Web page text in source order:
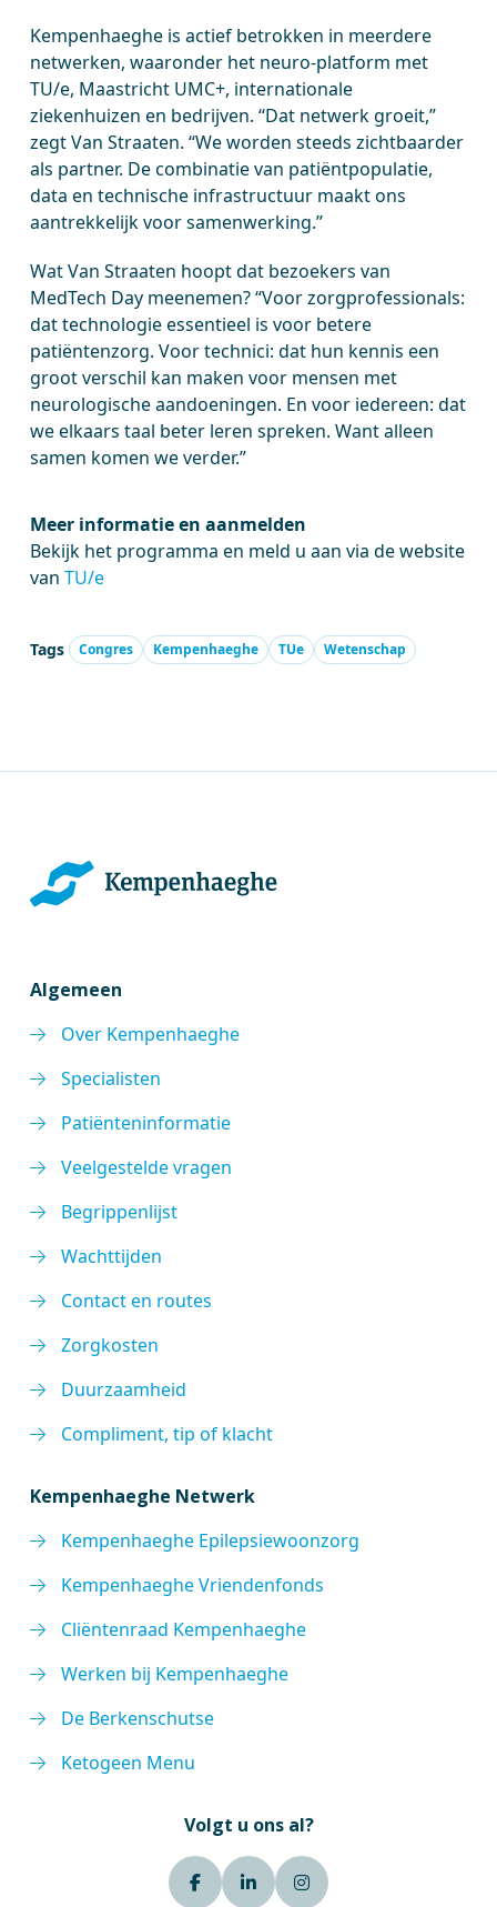
Kempenhaeghe is actief betrokken in meerdere
netwerken, waaronder het neuro-platform met
TU/e, Maastricht UMC+, internationale
ziekenhuizen en bedrijven. “Dat netwerk groeit,”
zegt Van Straaten. “We worden steeds zichtbaarder
als partner. De combinatie van patiëntpopulatie,
data en technische infrastructuur maakt ons
aantrekkelijk voor samenwerking.”
Wat Van Straaten hoopt dat bezoekers van
MedTech Day meenemen? “Voor zorgprofessionals:
dat technologie essentieel is voor betere
patiëntenzorg. Voor technici: dat hun kennis een
groot verschil kan maken voor mensen met
neurologische aandoeningen. En voor iedereen: dat
we elkaars taal beter leren spreken. Want alleen
samen komen we verder.”
Meer informatie en aanmelden
Bekijk het programma en meld u aan via de website
van TU/e
Tags Congres Kempenhaeghe TUe Wetenschap
Algemeen
Over Kempenhaeghe
Specialisten
Patiënteninformatie
Veelgestelde vragen
Begrippenlijst
Wachttijden
Contact en routes
Zorgkosten
Duurzaamheid
Compliment, tip of klacht
Kempenhaeghe Netwerk
Kempenhaeghe Epilepsiewoonzorg
Kempenhaeghe Vriendenfonds
Cliëntenraad Kempenhaeghe
Werken bij Kempenhaeghe
De Berkenschutse
Ketogeen Menu
Volgt u ons al?